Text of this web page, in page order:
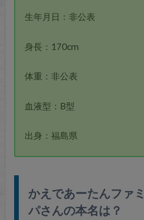
生年月日：非公表
身長：170cm
体重：非公表
血液型：B型
出身：福島県
かえであーたんファ
パさんの本名は？